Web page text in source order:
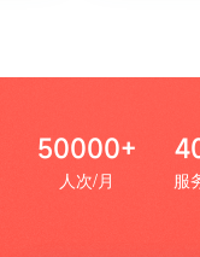
50000+
人次/月 服